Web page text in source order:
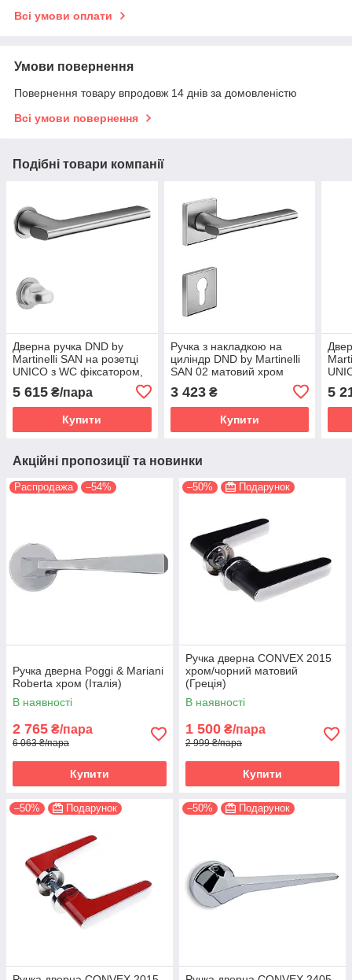
Всі умови оплати
Умови повернення
Повернення товару впродовж 14 днів за домовленістю
Всі умови повернення
Подібні товари компанії
Дверна ручка DND by
Martinelli SAN на розетці
UNICO з WC фіксатором,
5 615 ₴/пара
Купити
Ручка з накладкою на
циліндр DND by Martinelli
SAN 02 матовий хром
3 423₴
Купити
5
Акційні пропозиції та новинки
Распродажа –54%
Ручка дверна Poggi & Mariani
Roberta хром (Італія)
В наявності
2 765 ₴/пара
6 063 ₴/пара
Купити
–50% Подарунок
Ручка дверна CONVEX 2015
хром/чорний матовий
(Греція)
В наявності
1 500 ₴/пара
2 999 ₴/пара
Купити
–50% Подарунок –50% Подарунок